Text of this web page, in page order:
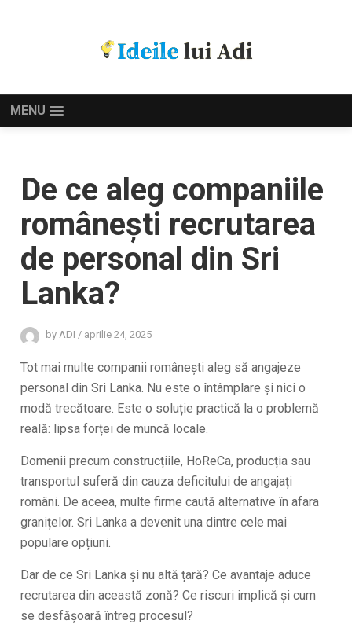
MENU
De ce aleg companiile
românești recrutarea
de personal din Sri
Lanka?
byADI / aprilie 24, 2025
Tot mai multe companii românești aleg să angajeze
personal din Sri Lanka. Nu este o întâmplare și nici o
modă trecătoare. Este o soluție practică la o problemă
reală: lipsa forței de muncă locale.
Domenii precum construcțiile, HoReCa, producția sau
transportul suferă din cauza deficitului de angajați
români. De aceea, multe firme caută alternative în afara
granițelor. Sri Lanka a devenit una dintre cele mai
populare opțiuni.
Dar de ce Sri Lanka și nu altă țară? Ce avantaje aduce
recrutarea din această zonă? Ce riscuri implică și cum
se desfășoară întreg procesul?